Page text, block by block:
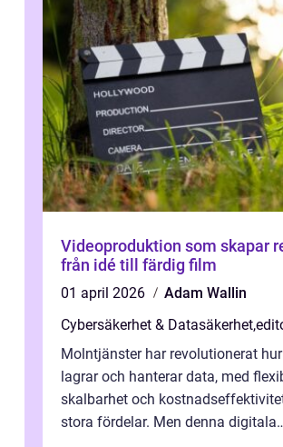
Videoproduktion som skapar
från idé till färdig film
01 april 2026
Adam Wallin
Cybersäkerhet & Datasäkerhet,
Molntjänster har revolutionerat
lagrar och hanterar data, med
skalbarhet och
stora fördelar. Men denna digitala